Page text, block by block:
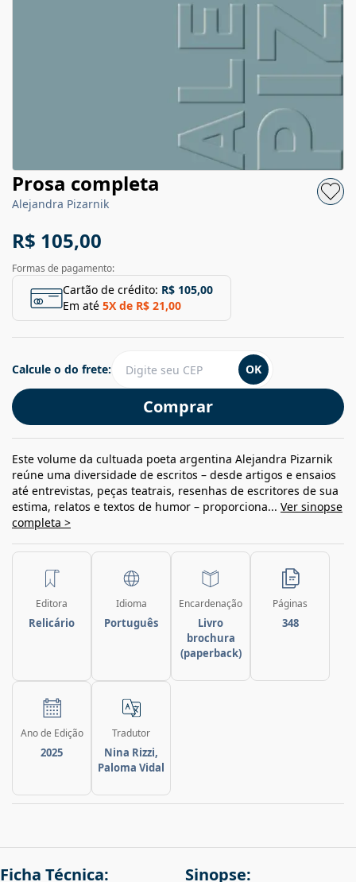
Prosa completa
Alejandra Pizarnik
R$ 105,00
Formas de pagamento:
Cartão de crédito: R$ 105,00
Em até 5X de R$ 21,00
Comprar
Calcule o do frete: OK
Este volume da cultuada poeta argentina Alejandra Pizarnik
reúne uma diversidade de escritos – desde artigos e ensaios
até entrevistas, peças teatrais, resenhas de escritores de sua
estima, relatos e textos de humor – proporciona... Ver sinopse
completa >
Editora
Relicário
Idioma
Português
Encardenação
Livro
brochura
(paperback)
Páginas
348
Ano de Edição
2025
Tradutor
Nina Rizzi,
Paloma Vidal
Ficha Técnica: Sinopse: